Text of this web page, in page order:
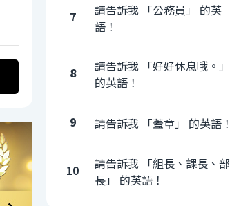
7
請告訴我 「公務員」 的英
語！
8
請告訴我 「好好休息哦。」
的英語！
9 請告訴我 「蓋章」 的英語！
10
請告訴我 「組長、課長、部
長」 的英語！